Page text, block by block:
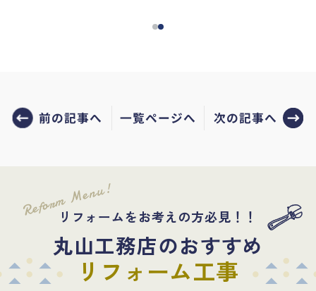
前の記事へ 一覧ページへ 次の記事へ
Reform Menu!
リフォームをお考えの方必見！！
丸山工務店のおすすめ
リフォーム工事